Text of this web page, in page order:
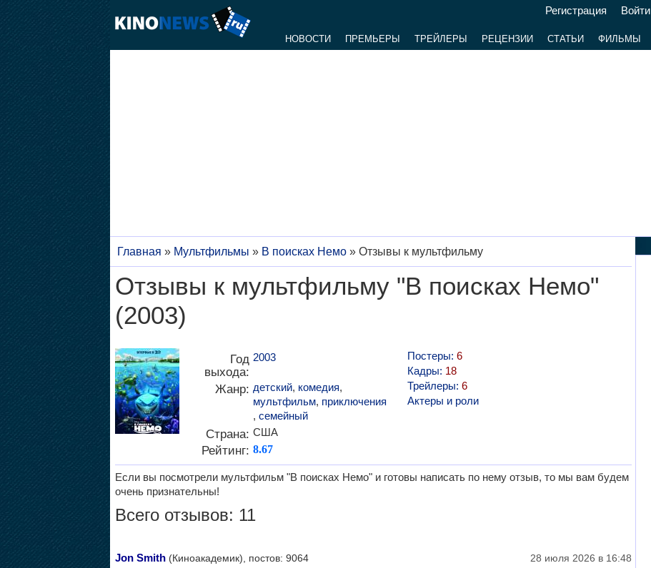
Регистрация Войти
НОВОСТИ ПРЕМЬЕРЫ ТРЕЙЛЕРЫ РЕЦЕНЗИИ СТАТЬИ ФИЛЬМЫ
Главная » Мультфильмы » В поисках Немо» Отзывы к мультфильму
Отзывы к мультфильму "В поисках Немо"
(2003)
Год
выхода:
2003
Жанр: детский, комедия,
мультфильм, приключения
, семейный
Страна: США
Рейтинг: 8.67
Постеры: 6
Кадры: 18
Трейлеры: 6
Актеры и роли
Если вы посмотрели мультфильм "В поисках Немо" и готовы написать по нему отзыв, то мы вам будем
очень признательны!
Всего отзывов: 11
Jon Smith(Киноакадемик), постов: 9064 28 июля 2026 в 16:48